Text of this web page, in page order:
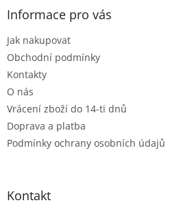
u
Informace pro vás
Jak nakupovat
Obchodní podmínky
Kontakty
O nás
Vrácení zboží do 14-ti dnů
Doprava a platba
Podmínky ochrany osobních údajů
Kontakt